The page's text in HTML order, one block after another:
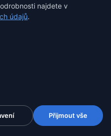
najdete v
údajů.
Přijmout vše